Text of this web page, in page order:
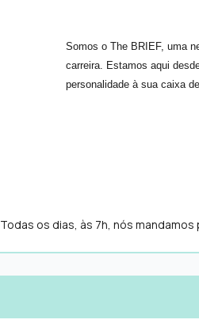
Somos o The BRIEF, uma
carreira. Estamos aqui
personalidade à sua caixa
Todas os dias, às 7h, nós